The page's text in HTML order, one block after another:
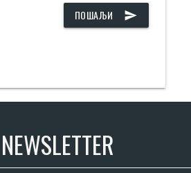
ПОШАЉИ send